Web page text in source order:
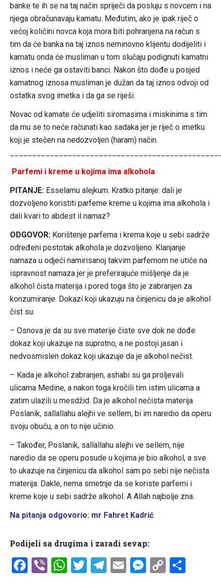
banke te ih se na taj način spriječi da posluju s novcem i na
njega obračunavaju kamatu. Međutim, ako je ipak riječ o
većoj količini novca koja mora biti pohranjena na račun s
tim da će banka na taj iznos neminovno klijentu dodijeliti i
kamatu onda će musliman u tom slučaju podignuti kamatni
iznos i neće ga ostaviti banci. Nakon što dođe u posjed
kamatnog iznosa musliman je dužan da taj iznos odvoji od
ostatka svog imetka i da ga se riješi.
Novac od kamate će udjeliti siromasima i miskinima s tim
da mu se to neće računati kao sadaka jer je riječ o imetku
koji je stečen na nedozvoljen (haram) način.
Parfemi i kreme u kojima ima alkohola
PITANJE: Esselamu alejkum. Kratko pitanje: dali je
dozvoljeno koristiti parfeme kreme u kojima ima alkohola i
dali kvari to abdest il namaz?
ODGOVOR: Korištenje parfema i krema koje u sebi sadrže
određeni postotak alkohola je dozvoljeno. Klanjanje
namaza u odjeći namirisanoj takvim parfemom ne utiče na
ispravnost namaza jer je preferirajuće mišljenje da je
alkohol čista materija i pored toga što je zabranjen za
konzumiranje. Dokazi koji ukazuju na činjenicu da je alkohol
čist su:
– Osnova je da su sve materije čiste sve dok ne dođe
dokaz koji ukazuje na suprotno, a ne postoji jasan i
nedvosmislen dokaz koji ukazuje da je alkohol nečist.
– Kada je alkohol zabranjen, ashabi su ga proljevali
ulicama Medine, a nakon toga kročili tim istim ulicama a
zatim ulazili u mesdžid. Da je alkohol nečista materija
Poslanik, sallallahu alejhi ve sellem, bi im naredio da operu
svoju obuću, a on to nije učinio.
– Također, Poslanik, sallallahu alejhi ve sellem, nije
naredio da se operu posude u kojima je bio alkohol, a sve
to ukazuje na činjenicu da alkohol sam po sebi nije nečista
materija. Dakle, nema smetnje da se koriste parfemi i
kreme koje u sebi sadrže alkohol. A Allah najbolje zna.
Na pitanja odgovorio: mr Fahret Kadrić
Podijeli sa drugima i zaradi sevap:
Facebook
ViberWhatsApp
Twitter
Telegram
EmailCopy